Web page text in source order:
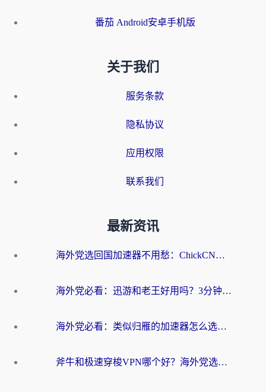
番茄 Android安卓手机版
关于我们
服务条款
隐私协议
应用权限
联系我们
最新资讯
海外党选回国加速器不用愁：ChickCN和洞见哪个好？一篇搞定所有疑问
海外党必看：迅游和老王好用吗？3分钟选对加速国内网络的加速器
海外党必看：类似归雁的加速器怎么选？一篇搞定无缝访问国内资源
斧牛和极速穿梭VPN哪个好？海外党选回国加速器必看的真实对比与避坑指南